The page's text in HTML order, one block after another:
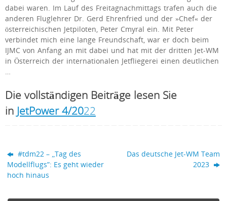
dabei waren. Im Lauf des Freitagnachmittags trafen auch die
anderen Fluglehrer Dr. Gerd Ehrenfried und der »Chef« der
österreichischen Jetpiloten, Peter Cmyral ein. Mit Peter
verbindet mich eine lange Freundschaft, war er doch beim
IJMC von Anfang an mit dabei und hat mit der dritten Jet-WM
in Österreich der internationalen Jetfliegerei einen deutlichen
…
Die vollständigen Beiträge lesen Sie
in JetPower 4/2022
#tdm22 – „Tag des
Modellflugs”: Es geht wieder
hoch hinaus
Das deutsche Jet-WM Team
2023